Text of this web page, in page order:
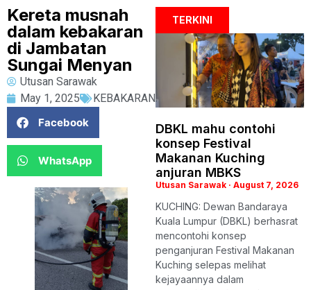
Kereta musnah
dalam kebakaran
di Jambatan
Sungai Menyan
Utusan Sarawak
May 1, 2025
KEBAKARAN
Facebook
WhatsApp
TERKINI
DBKL mahu contohi
konsep Festival
Makanan Kuching
anjuran MBKS
Utusan Sarawak August 7, 2026
KUCHING: Dewan Bandaraya
Kuala Lumpur (DBKL) berhasrat
mencontohi konsep
penganjuran Festival Makanan
Kuching selepas melihat
kejayaannya dalam